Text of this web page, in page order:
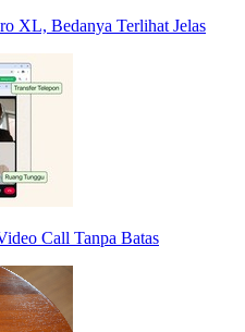
XL, Bedanya Terlihat Jelas
Call Tanpa Batas